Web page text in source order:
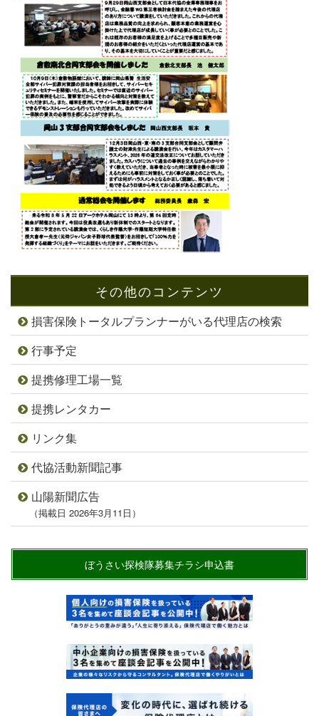
その他のコンテンツ
損害保険トータルプランナーがいる代理店の検索
行事予定
提携修理工場一覧
提携レンタカー
リンク集
代協活動新聞記事
山陽新聞広告
（掲載日 2026年3月11日）
ぼうさい探検隊募集チラシ申込書